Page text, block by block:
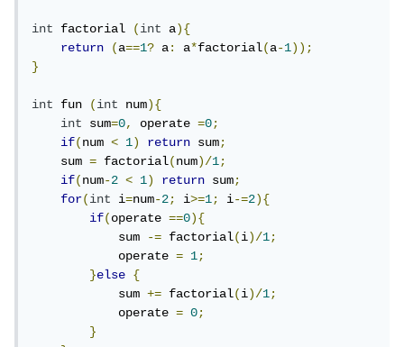
int factorial (int a){
return
(a==1? a: a*factorial(a-1));
}
int fun (int num){
int
sum=0, operate =0;
if(num < 1) return sum;
    sum
= factorial(num)/1;
if(num-2 < 1) return sum;
for(int i=num-2; i>=1; i-=2){
if(operate ==0){
            sum
-= factorial(i)/1;
            operate
= 1;
}else
{
            sum
+= factorial(i)/1;
            operate
= 0;
}